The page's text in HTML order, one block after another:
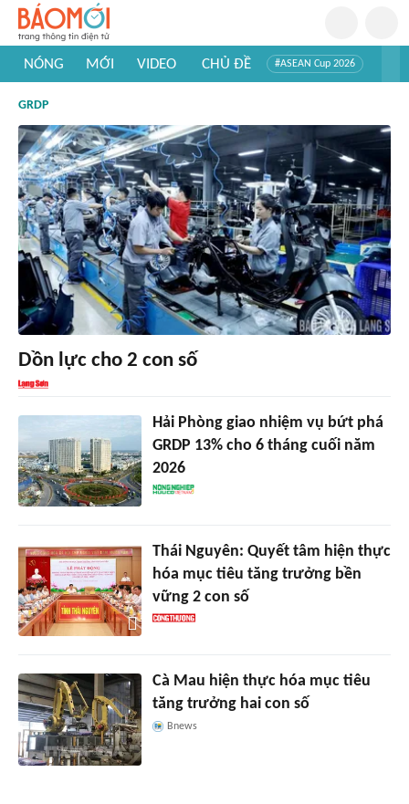
NÓNG MỚI VIDEO CHỦ ĐỀ #ASEAN Cup 2026
#Khám phá thế giới
GRDP
Dồn lực cho 2 con số
Hải Phòng giao nhiệm vụ bứt phá
GRDP 13% cho 6 tháng cuối năm
2026
Thái Nguyên: Quyết tâm hiện thực
hóa mục tiêu tăng trưởng bền
vững 2 con số
Cà Mau hiện thực hóa mục tiêu
tăng trưởng hai con số
Bnews